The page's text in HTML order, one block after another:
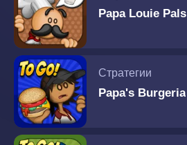
Papa Louie Pals
Стратегии
Papa's Burgeria